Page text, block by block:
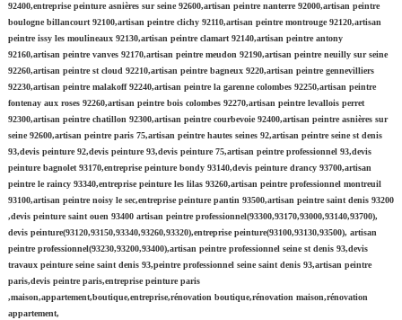
92400,entreprise peinture asnières sur seine 92600,artisan peintre nanterre 92000,artisan peintre
boulogne billancourt 92100,artisan peintre clichy 92110,artisan peintre montrouge 92120,artisan
peintre issy les moulineaux 92130,artisan peintre clamart 92140,artisan peintre antony
92160,artisan peintre vanves 92170,artisan peintre meudon 92190,artisan peintre neuilly sur seine
92260,artisan peintre st cloud 92210,artisan peintre bagneux 9220,artisan peintre gennevilliers
92230,artisan peintre malakoff 92240,artisan peintre la garenne colombes 92250,artisan peintre
fontenay aux roses 92260,artisan peintre bois colombes 92270,artisan peintre levallois perret
92300,artisan peintre chatillon 92300,artisan peintre courbevoie 92400,artisan peintre asnières sur
seine 92600,artisan peintre paris 75,artisan peintre hautes seines 92,artisan peintre seine st denis
93,devis peinture 92,devis peinture 93,devis peinture 75,artisan peintre professionnel 93,devis
peinture bagnolet 93170,entreprise peinture bondy 93140,devis peinture drancy 93700,artisan
peintre le raincy 93340,entreprise peinture les lilas 93260,artisan peintre professionnel montreuil
93100,artisan peintre noisy le sec,entreprise peinture pantin 93500,artisan peintre saint denis 93200
,devis peinture saint ouen 93400 artisan peintre professionnel(93300,93170,93000,93140,93700),
devis peinture(93120,93150,93340,93260,93320),entreprise peinture(93100,93130,93500), artisan
peintre professionnel(93230,93200,93400),artisan peintre professionnel seine st denis 93,devis
travaux peinture seine saint denis 93,peintre professionnel seine saint denis 93,artisan peintre
paris,devis peintre paris,entreprise peinture paris
,maison,appartement,boutique,entreprise,rénovation boutique,rénovation maison,rénovation
appartement,